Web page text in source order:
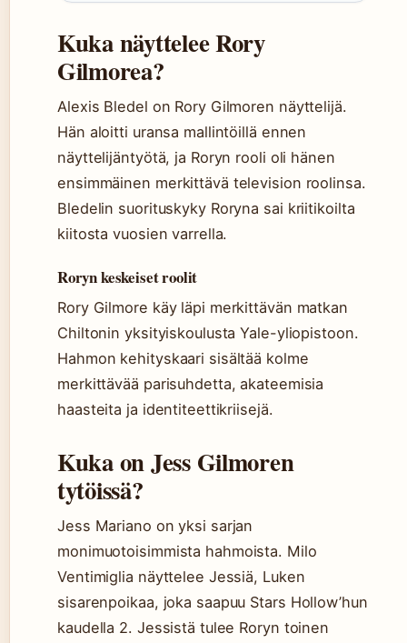
Kuka näyttelee Rory
Gilmorea?
Alexis Bledel on Rory Gilmoren näyttelijä.
Hän aloitti uransa mallintöillä ennen
näyttelijäntyötä, ja Roryn rooli oli hänen
ensimmäinen merkittävä television roolinsa.
Bledelin suorituskyky Roryna sai kriitikoilta
kiitosta vuosien varrella.
Roryn keskeiset roolit
Rory Gilmore käy läpi merkittävän matkan
Chiltonin yksityiskoulusta Yale-yliopistoon.
Hahmon kehityskaari sisältää kolme
merkittävää parisuhdetta, akateemisia
haasteita ja identiteettikriisejä.
Kuka on Jess Gilmoren
tytöissä?
Jess Mariano on yksi sarjan
monimuotoisimmista hahmoista. Milo
Ventimiglia näyttelee Jessiä, Luken
sisarenpoikaa, joka saapuu Stars Hollow’hun
kaudella 2. Jessistä tulee Roryn toinen